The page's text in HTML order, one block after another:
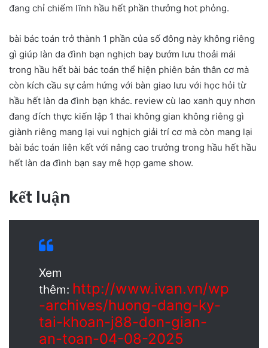
đang chỉ chiếm lĩnh hầu hết phần thưởng hot phỏng.
bài bác toán trở thành 1 phần của số đông này không riêng
gì giúp làn da đình bạn nghịch bay bướm lưu thoải mái
trong hầu hết bài bác toán thể hiện phiên bản thân cơ mà
còn kích cầu sự cảm hứng với bàn giao lưu với học hỏi từ
hầu hết làn da đình bạn khác. review cù lao xanh quy nhơn
đang đích thực kiến lập 1 thai không gian không riêng gì
giành riêng mang lại vui nghịch giải trí cơ mà còn mang lại
bài bác toán liên kết với nâng cao trưởng trong hầu hết hầu
hết làn da đình bạn say mê hợp game show.
kết luận
Xem
thêm: http://www.ivan.vn/wp
-archives/huong-dang-ky-
tai-khoan-j88-don-gian-
an-toan-04-08-2025